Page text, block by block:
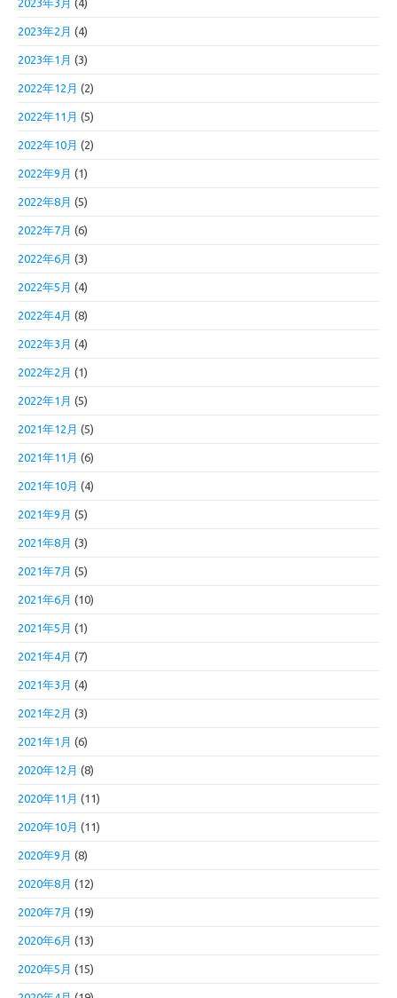
2023年3月 (4)
2023年2月 (4)
2023年1月 (3)
2022年12月 (2)
2022年11月 (5)
2022年10月 (2)
2022年9月 (1)
2022年8月 (5)
2022年7月 (6)
2022年6月 (3)
2022年5月 (4)
2022年4月 (8)
2022年3月 (4)
2022年2月 (1)
2022年1月 (5)
2021年12月 (5)
2021年11月 (6)
2021年10月 (4)
2021年9月 (5)
2021年8月 (3)
2021年7月 (5)
2021年6月 (10)
2021年5月 (1)
2021年4月 (7)
2021年3月 (4)
2021年2月 (3)
2021年1月 (6)
2020年12月 (8)
2020年11月 (11)
2020年10月 (11)
2020年9月 (8)
2020年8月 (12)
2020年7月 (19)
2020年6月 (13)
2020年5月 (15)